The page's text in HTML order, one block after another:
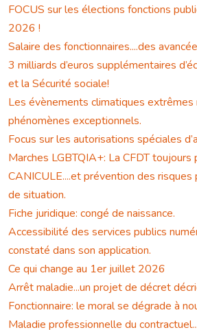
FOCUS sur les élections fonctions
2026 !
Salaire des fonctionnaires....des
3 milliards d’euros supplémentaires
et la Sécurité sociale!
Les évènements climatiques
phénomènes exceptionnels.
Focus sur les autorisations spéciales
Marches LGBTQIA+: La CFDT toujours
CANICULE....et prévention des
de situation.
Fiche juridique: congé de naissance.
Accessibilité des services publics
constaté dans son application.
Ce qui change au 1er juillet 2026
Arrêt maladie...un projet de décret
Fonctionnaire: le moral se dégrade à
Maladie professionnelle du